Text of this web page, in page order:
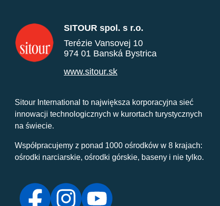
SITOUR spol. s r.o.
Terézie Vansovej 10
974 01 Banská Bystrica
www.sitour.sk
Sitour International to największa korporacyjna sieć
innowacji technologicznych w kurortach turystycznych
na świecie.
Współpracujemy z ponad 1000 ośrodków w 8 krajach:
ośrodki narciarskie, ośrodki górskie, baseny i nie tylko.